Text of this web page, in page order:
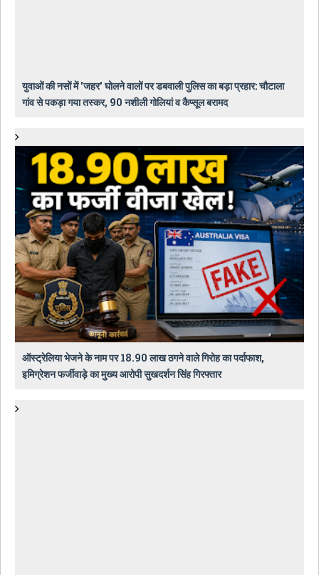
युवाओं की नसों में 'जहर' घोलने वालों पर डबवाली पुलिस का बड़ा प्रहार: चौटाला
गांव से पकड़ा गया तस्कर, 90 नशीली गोलियां व कैप्सूल बरामद
ऑस्ट्रेलिया भेजने के नाम पर 18.90 लाख ठगने वाले गिरोह का पर्दाफाश,
इमिग्रेशन फर्जीवाड़े का मुख्य आरोपी सुखदर्शन सिंह गिरफ्तार